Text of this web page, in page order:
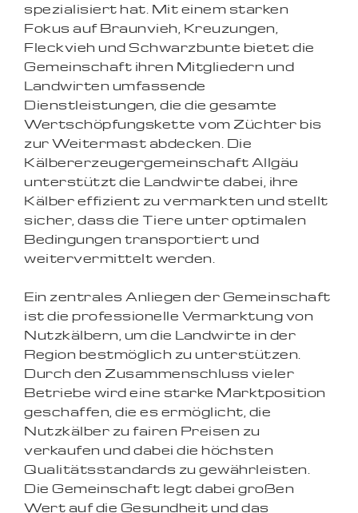
spezialisiert hat. Mit einem starken
Fokus auf Braunvieh, Kreuzungen,
Fleckvieh und Schwarzbunte bietet die
Gemeinschaft ihren Mitgliedern und
Landwirten umfassende
Dienstleistungen, die die gesamte
Wertschöpfungskette vom Züchter bis
zur Weitermast abdecken. Die
Kälbererzeugergemeinschaft Allgäu
unterstützt die Landwirte dabei, ihre
Kälber effizient zu vermarkten und stellt
sicher, dass die Tiere unter optimalen
Bedingungen transportiert und
weitervermittelt werden.
Ein zentrales Anliegen der Gemeinschaft
ist die professionelle Vermarktung von
Nutzkälbern, um die Landwirte in der
Region bestmöglich zu unterstützen.
Durch den Zusammenschluss vieler
Betriebe wird eine starke Marktposition
geschaffen, die es ermöglicht, die
Nutzkälber zu fairen Preisen zu
verkaufen und dabei die höchsten
Qualitätsstandards zu gewährleisten.
Die Gemeinschaft legt dabei großen
Wert auf die Gesundheit und das